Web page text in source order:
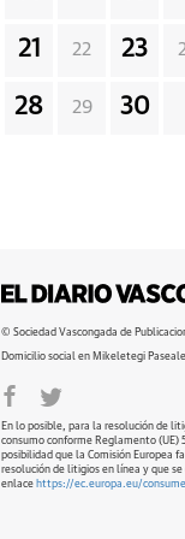
21 22 23
28 29 30
© Sociedad Vascongada de
Domicilio social en Mikeletegi
En lo posible, para la resolución de
consumo conforme Reglamento (UE)
posibilidad que la Comisión Europea
resolución de litigios en línea y que
enlace https://ec.europa.eu/